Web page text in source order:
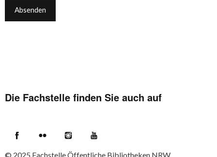
Die Fachstelle finden Sie auch auf
© 2025 Fachstelle Öffentliche Bibliotheken NRW